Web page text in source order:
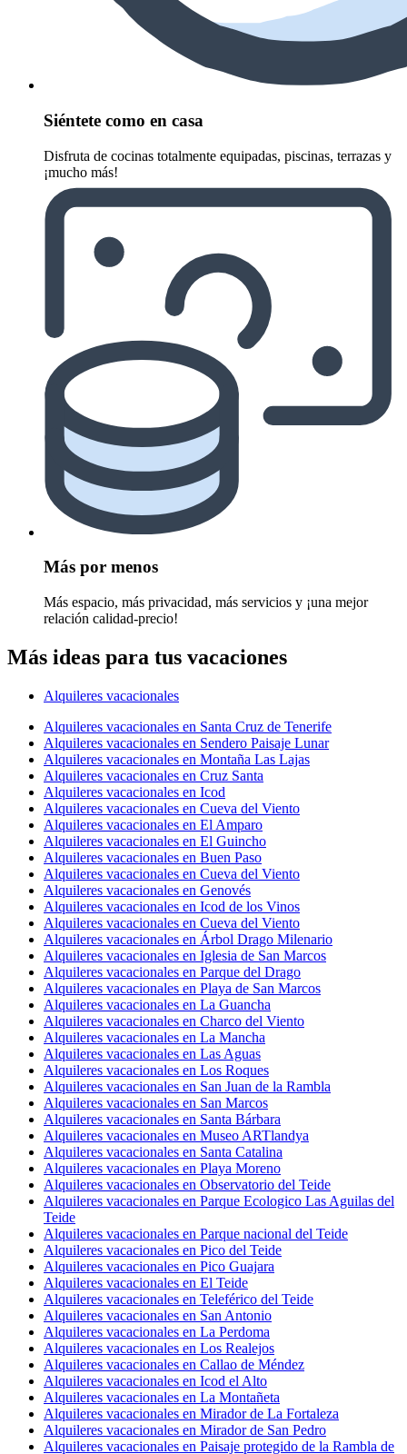
Siéntete como en casa
Disfruta de cocinas totalmente equipadas, piscinas, terrazas y
¡mucho más!
Más por menos
Más espacio, más privacidad, más servicios y ¡una mejor
relación calidad-precio!
Más ideas para tus vacaciones
Alquileres vacacionales
Alquileres vacacionales en Santa Cruz de Tenerife
Alquileres vacacionales en Sendero Paisaje Lunar
Alquileres vacacionales en Montaña Las Lajas
Alquileres vacacionales en Cruz Santa
Alquileres vacacionales en Icod
Alquileres vacacionales en Cueva del Viento
Alquileres vacacionales en El Amparo
Alquileres vacacionales en El Guincho
Alquileres vacacionales en Buen Paso
Alquileres vacacionales en Cueva del Viento
Alquileres vacacionales en Genovés
Alquileres vacacionales en Icod de los Vinos
Alquileres vacacionales en Cueva del Viento
Alquileres vacacionales en Árbol Drago Milenario
Alquileres vacacionales en Iglesia de San Marcos
Alquileres vacacionales en Parque del Drago
Alquileres vacacionales en Playa de San Marcos
Alquileres vacacionales en La Guancha
Alquileres vacacionales en Charco del Viento
Alquileres vacacionales en La Mancha
Alquileres vacacionales en Las Aguas
Alquileres vacacionales en Los Roques
Alquileres vacacionales en San Juan de la Rambla
Alquileres vacacionales en San Marcos
Alquileres vacacionales en Santa Bárbara
Alquileres vacacionales en Museo ARTlandya
Alquileres vacacionales en Santa Catalina
Alquileres vacacionales en Playa Moreno
Alquileres vacacionales en Observatorio del Teide
Alquileres vacacionales en Parque Ecologico Las Aguilas del
Teide
Alquileres vacacionales en Parque nacional del Teide
Alquileres vacacionales en Pico del Teide
Alquileres vacacionales en Pico Guajara
Alquileres vacacionales en El Teide
Alquileres vacacionales en Teleférico del Teide
Alquileres vacacionales en San Antonio
Alquileres vacacionales en La Perdoma
Alquileres vacacionales en Los Realejos
Alquileres vacacionales en Callao de Méndez
Alquileres vacacionales en Icod el Alto
Alquileres vacacionales en La Montañeta
Alquileres vacacionales en Mirador de La Fortaleza
Alquileres vacacionales en Mirador de San Pedro
Alquileres vacacionales en Paisaje protegido de la Rambla de